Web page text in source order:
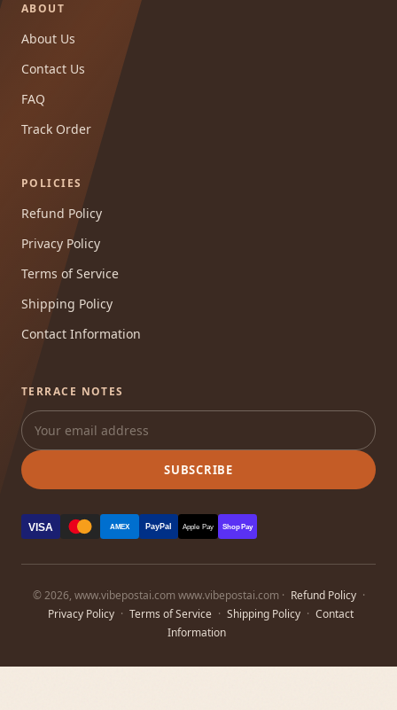
ABOUT
About Us
Contact Us
FAQ
Track Order
POLICIES
Refund Policy
Privacy Policy
Terms of Service
Shipping Policy
Contact Information
TERRACE NOTES
SUBSCRIBE
VISA AMEX PayPal Apple Pay Shop Pay
© 2026, www.vibepostai.com www.vibepostai.com · Refund Policy ·
Privacy Policy · Terms of Service · Shipping Policy · Contact
Information